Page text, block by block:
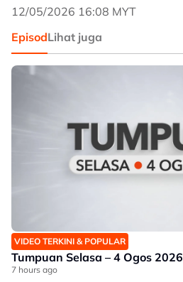
12/05/2026 16:08 MYT
EpisodLihat juga
VIDEO TERKINI & POPULAR
Tumpuan Selasa – 4 Ogos 2026
7 hours ago